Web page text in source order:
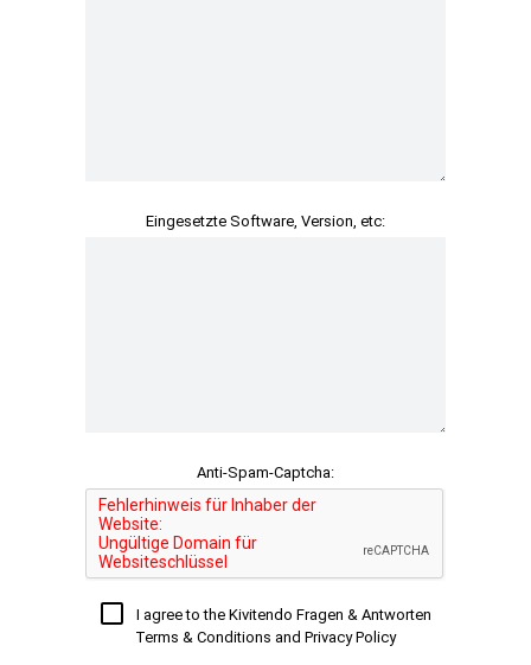
Eingesetzte Software, Version, etc:
Anti-Spam-Captcha:
I agree to the Kivitendo Fragen & Antworten
Terms & Conditions and Privacy Policy